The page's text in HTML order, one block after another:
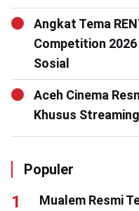
Angkat Tema
Competition
Sosial
Aceh Cinema
Khusus
Populer
Mualem Resmi